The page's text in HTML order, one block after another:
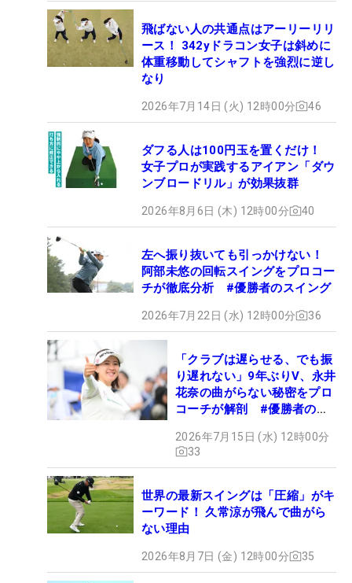
飛ばない人の共通点はアーリーリリ
ース！ 342yドラコン女子は斜めに
体重移動してシャフトを強烈に逆し
なり
2026年7月14日 (火) 12時00分 46
ダフる人は100円玉を置くだけ！
女子プロが実践するアイアン「ダウ
ンブロードリル」が効果抜群
2026年8月6日 (木) 12時00分 40
左へ振り抜いても引っかけない！
阿部未悠の回転スイングをプロコー
チが徹底分析 #優勝者のスイング
2026年7月22日 (水) 12時00分 36
「クラブは遅らせる、でも振
り遅れない」9年ぶりV、永井
花奈の曲がらない秘密をプロ
コーチが解剖 #優勝者のス
2026年7月15日 (水) 12時00分
33
世界の最新スイングは「圧縮」がキ
ーワード！ 久常涼が飛んで曲がら
ない理由
2026年8月7日 (金) 12時00分 35